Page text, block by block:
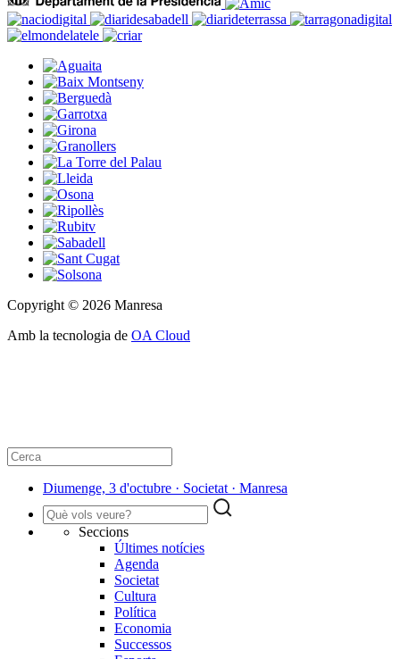
Copyright © 2026 Manresa
Amb la tecnologia de OA Cloud
Diumenge, 3 d'octubre · Societat · Manresa
Seccions
Últimes notícies
Agenda
Societat
Cultura
Política
Economia
Successos